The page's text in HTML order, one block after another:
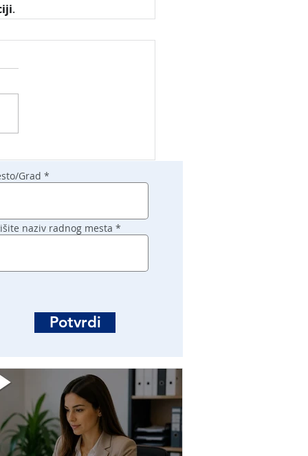
.
Grad
naziv radnog mesta
Potvrdi